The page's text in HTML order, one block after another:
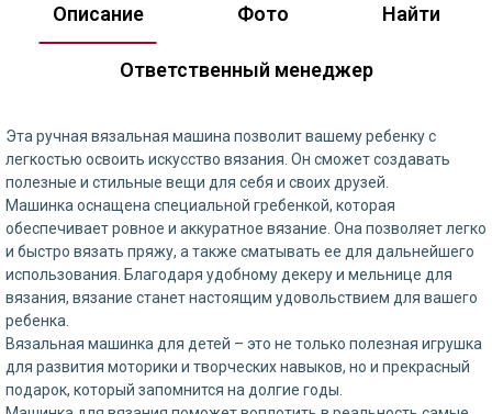
Описание Фото Найти
Ответственный менеджер
Эта ручная вязальная машина позволит вашему ребенку с
легкостью освоить искусство вязания. Он сможет создавать
полезные и стильные вещи для себя и своих друзей.
Машинка оснащена специальной гребенкой, которая
обеспечивает ровное и аккуратное вязание. Она позволяет легко
и быстро вязать пряжу, а также сматывать ее для дальнейшего
использования. Благодаря удобному декеру и мельнице для
вязания, вязание станет настоящим удовольствием для вашего
ребенка.
Вязальная машинка для детей – это не только полезная игрушка
для развития моторики и творческих навыков, но и прекрасный
подарок, который запомнится на долгие годы.